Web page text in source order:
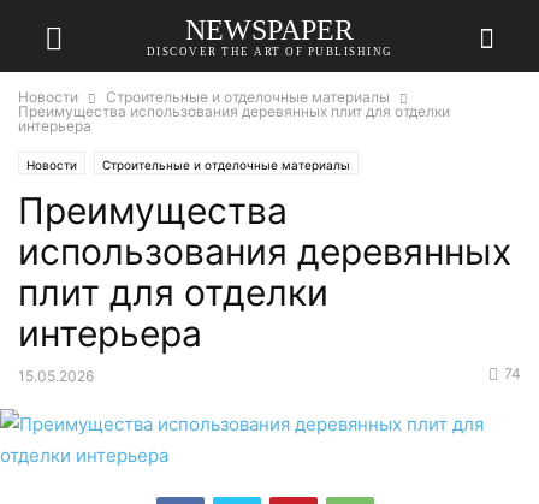
NEWSPAPER
DISCOVER THE ART OF PUBLISHING
Новости
Строительные и отделочные материалы
Преимущества использования деревянных плит для отделки
интерьера
Новости Строительные и отделочные материалы
Преимущества
использования деревянных
плит для отделки
интерьера
15.05.2026 74